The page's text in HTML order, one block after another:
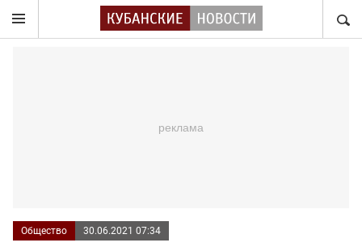
Общество 30.06.2021 07:34